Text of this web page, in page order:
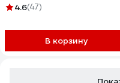
4.6(47)
В корзину